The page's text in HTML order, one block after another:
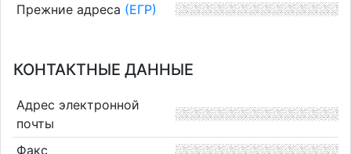
Прежние адреса (ЕГР)
КОНТАКТНЫЕ ДАННЫЕ
Адрес электронной
почты
Факс